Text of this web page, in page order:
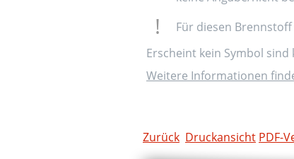
Für diesen
Erscheint kein Symbol
Weitere Informationen
Zurück Druckansicht PDF-